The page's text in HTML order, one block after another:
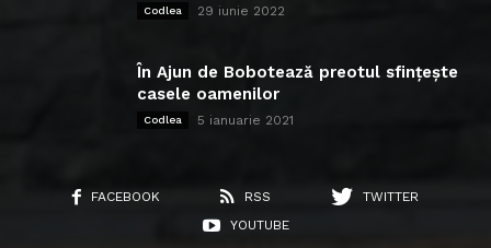
Codlea 29 iunie 2022
În Ajun de Bobotează preotul sfințește
casele oamenilor
Codlea 5 ianuarie 2021
FACEBOOK RSS
TWITTER
YOUTUBE